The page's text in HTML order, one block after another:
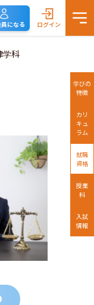
になる ログイン
学科
学びの
特徴
カリ
キュ
ラム
就職
資格
授業
料
入試
情報